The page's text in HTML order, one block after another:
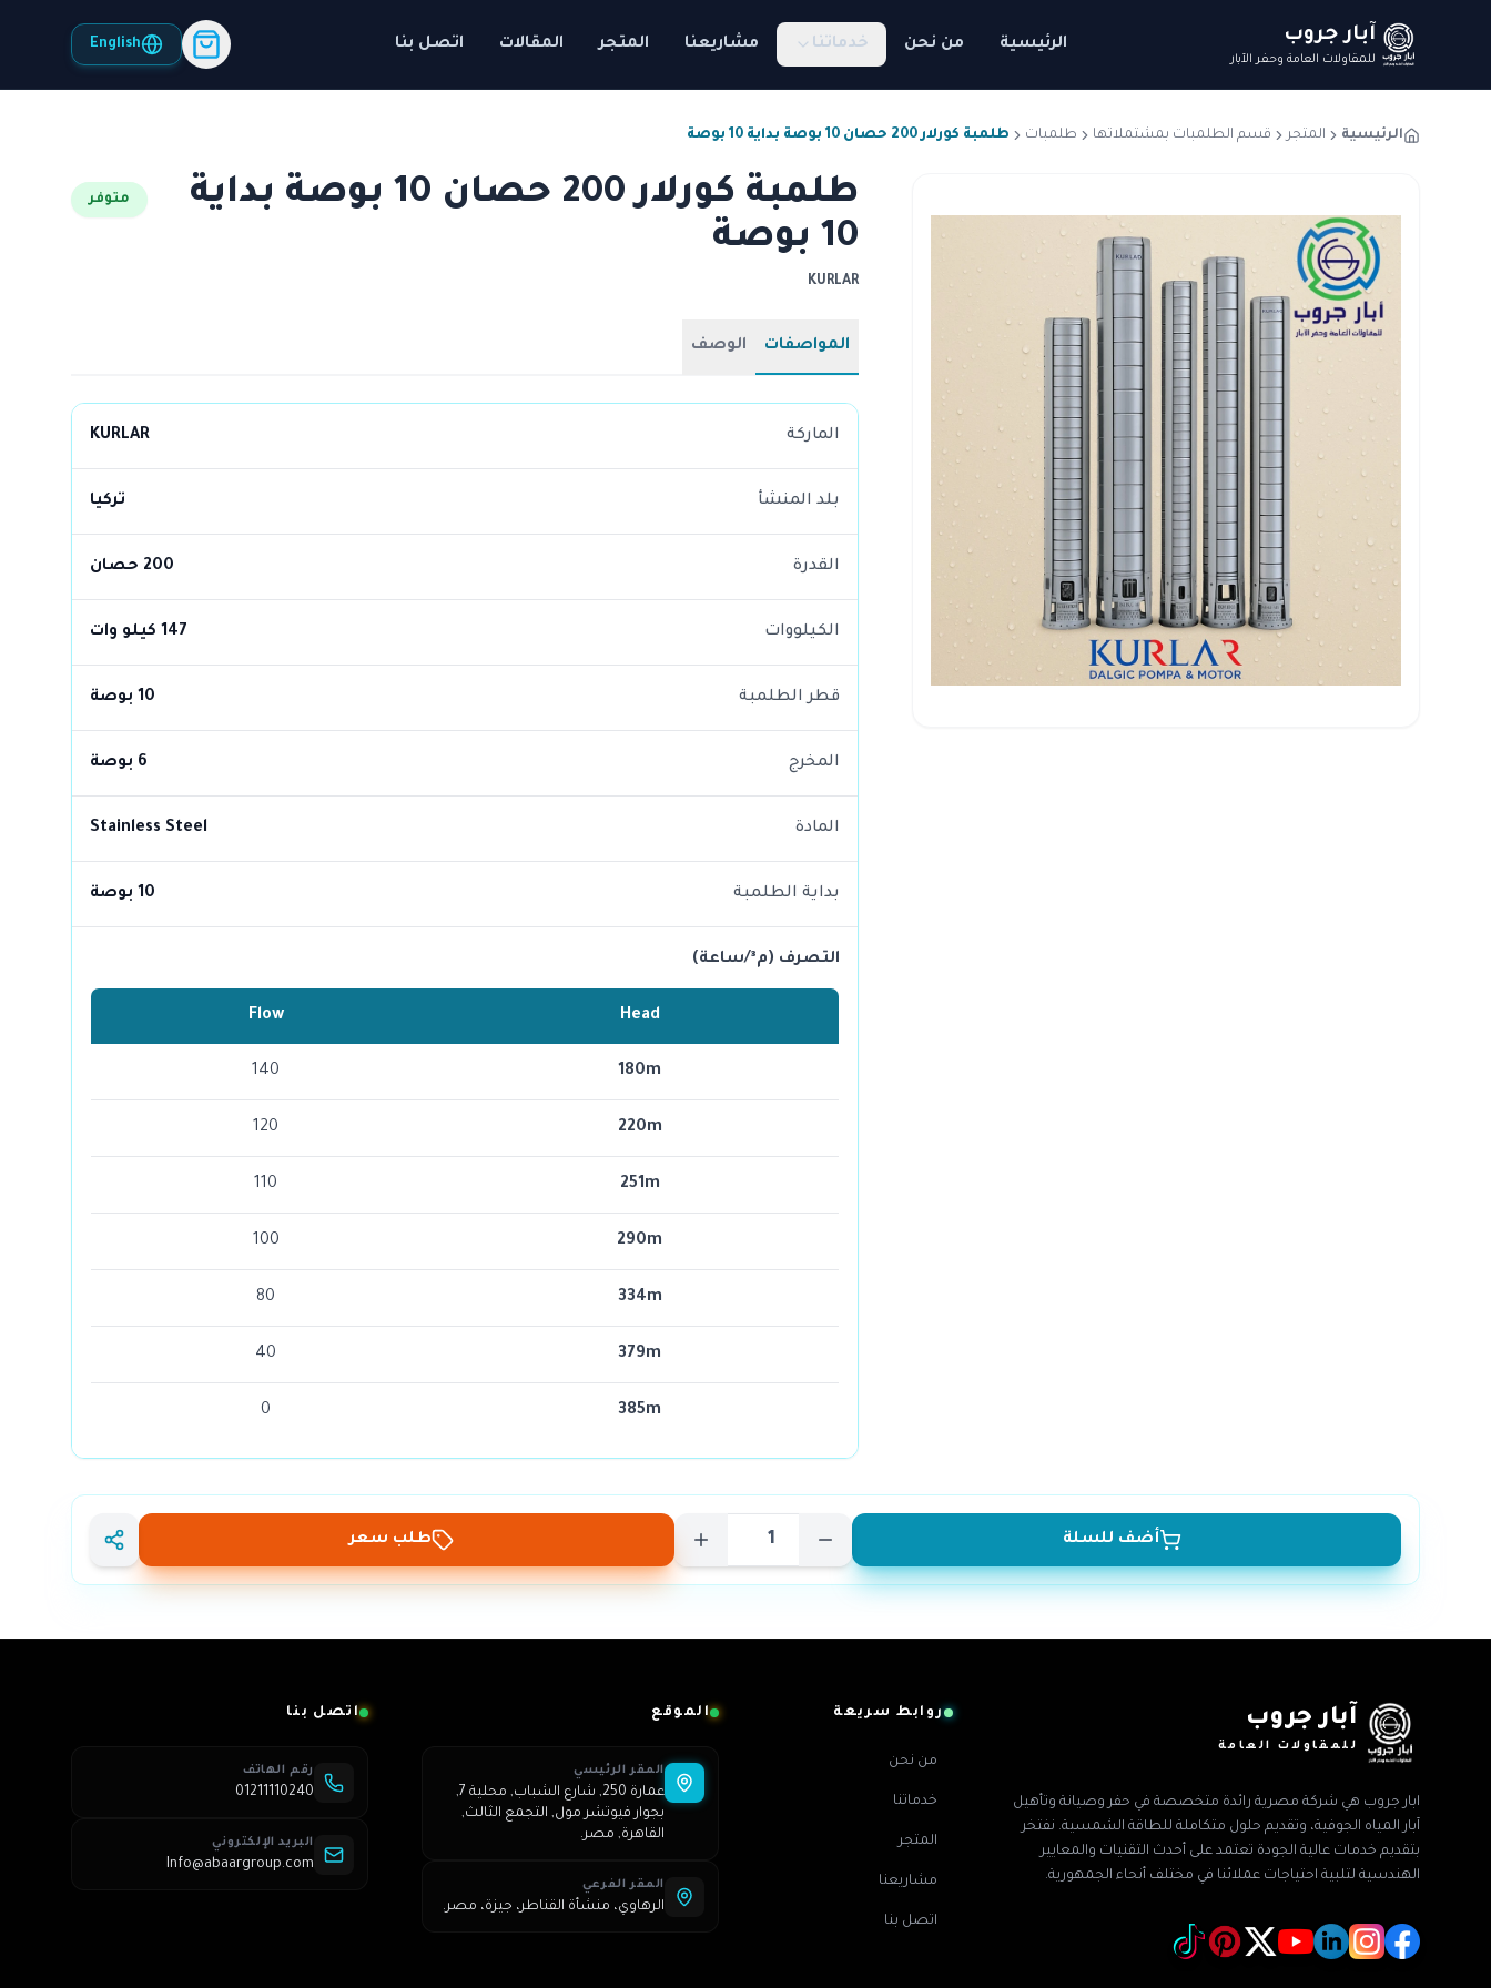
آبار جروب
للمقاولات العامة وحفر الآبار
الرئيسية من نحن خدماتنا مشاريعنا المتجر المقالات اتصل بنا English
الرئيسية المتجر قسم الطلمبات بمشتملاتها طلمبات طلمبة كورلار 200 حصان 10 بوصة بداية 10 بوصة
طلمبة كورلار 200 حصان 10 بوصة بداية
10 بوصة
متوفر
KURLAR
المواصفات الوصف
الماركة KURLAR
بلد المنشأ تركيا
القدرة 200 حصان
الكيلووات 147 كيلو وات
قطر الطلمبة 10 بوصة
المخرج 6 بوصة
المادة Stainless Steel
بداية الطلمبة 10 بوصة
التصرف (م³/ساعة)
Head
Flow
180m
140
220m
120
251m
110
290m
100
334m
80
379m
40
385m
0
طلب سعر أضف للسلة
آبار جروب
للمقاولات العامة
ابار جروب هي شركة مصرية رائدة متخصصة في حفر وصيانة وتأهيل
آبار المياه الجوفية، وتقديم حلول متكاملة للطاقة الشمسية. نفتخر
بتقديم خدمات عالية الجودة تعتمد على أحدث التقنيات والمعايير
الهندسية لتلبية احتياجات عملائنا في مختلف أنحاء الجمهورية.
روابط سريعة
من نحن
خدماتنا
المتجر
مشاريعنا
اتصل بنا
الموقع
المقر الرئيسي
عمارة 250, شارع الشباب, محلية 7,
بجوار فيوتشر مول, التجمع الثالث,
القاهرة, مصر.
المقر الفرعي
الرهاوي، منشأة القناطر، جيزة، مصر.
اتصل بنا
رقم الهاتف
01211110240
البريد الإلكتروني
Info@abaargroup.com